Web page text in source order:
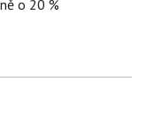
o 20 %